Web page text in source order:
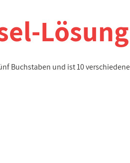
Buchstaben und ist 10